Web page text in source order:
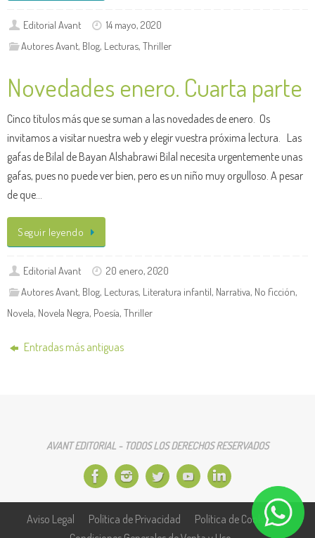
Editorial Avant
14 mayo, 2020
Autores Avant, Blog, Lecturas,Thriller
Novedades enero. Cuarta parte
Cinco títulos más que se suman a las novedades de enero. Os
invitamos a visitar nuestra web y elegir vuestra próxima lectura. Las
gafas de Bilal de Bayan Alshabrawi Bilal necesita urgentemente unas
gafas, pues no puede ver bien, pero es un niño muy orgulloso. A pesar
de que…
Seguir leyendo
Editorial Avant
20 enero, 2020
Autores Avant, Blog, Lecturas, Literatura infantil, Narrativa, No ficción,
Novela, Novela Negra, Poesía, Thriller
Entradas más antiguas
AVANT EDITORIAL - TODOS LOS DERECHOS RESERVADOS
Aviso Legal Política de Privacidad
Política de Cookies